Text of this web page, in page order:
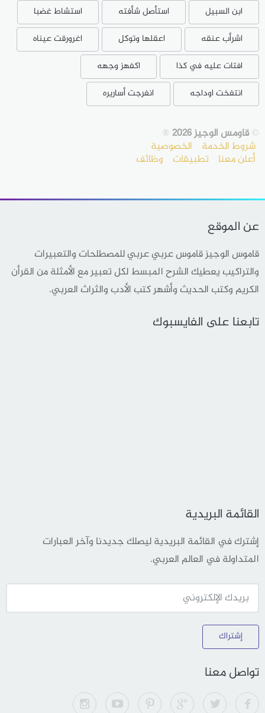
ابن السبيل استأصل شأفته
استشاط غضبا
اشرأب عنقه
اعقلها وتوكل
اغرورقت عيناه
افتات عليه في كذا
اكفهز وجهه
انتفخت اوداجه
انفرجت أساريره
©قاومس الوجيز 2026 ®
شروط الخدمة الخصوصية
أعلن معنا تطبيقات وظائف
عن الموقع
قاموس الوجيز قاموس عربي عربي للمصطلحات والتعبيرات
والتراكيب يعطيك الشرح المبسط لكل تعبير مع الأمثلة من القرأن
الكريم وكتب الحديث وأشهر كتب الأدب والثراث العربي.
تابعنا على الفايسبوك
القائمة البريدية
إشترك في القائمة البريدية ليصلك جديدنا وآخر العبارات
المتداولة في العالم العربي.
إشتراك
تواصل معنا